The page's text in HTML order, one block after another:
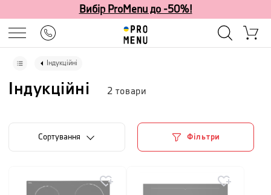
Вибір ProMenu до -50%!
Індукційні
Індукційні 2 товари
Сортування Фільтри